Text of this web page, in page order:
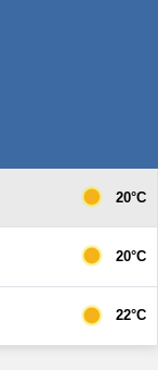
20°C
20°C
22°C